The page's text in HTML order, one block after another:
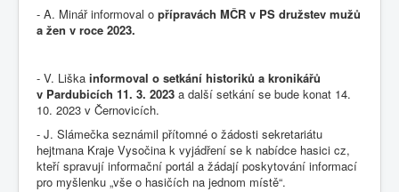
- A. Minář informoval o přípravách MČR v PS družstev mužů
a žen v roce 2023.
- V. Liška informoval o setkání historiků a kronikářů
v Pardubicích 11. 3. 2023 a další setkání se bude konat 14.
10. 2023 v Černovicích.
- J. Slámečka seznámil přítomné o žádosti sekretariátu
hejtmana Kraje Vysočina k vyjádření se k nabídce hasici cz,
kteří spravují informační portál a žádají poskytování informací
pro myšlenku „vše o hasičích na jednom místě“.